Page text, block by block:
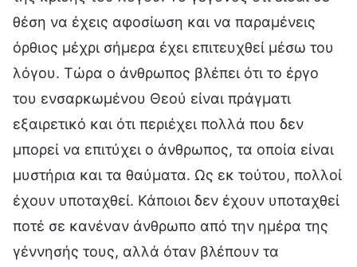
θέση να έχεις αφοσίωση και να παραμένεις
όρθιος μέχρι σήμερα έχει επιτευχθεί μέσω του
λόγου. Τώρα ο άνθρωπος βλέπει ότι το έργο
του ενσαρκωμένου Θεού είναι πράγματι
εξαιρετικό και ότι περιέχει πολλά που δεν
μπορεί να επιτύχει ο άνθρωπος, τα οποία είναι
μυστήρια και τα θαύματα. Ως εκ τούτου, πολλοί
έχουν υποταχθεί. Κάποιοι δεν έχουν υποταχθεί
ποτέ σε κανέναν άνθρωπο από την ημέρα της
γέννησής τους, αλλά όταν βλέπουν τα